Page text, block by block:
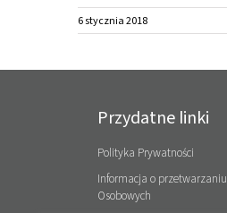
6 stycznia 2018
Przydatne linki
Polityka Prywatności
Informacja o
Osobowych